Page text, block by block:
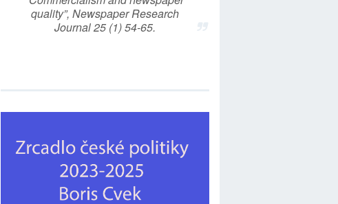
quality”, Newspaper Research
Journal 25 (1) 54-65.